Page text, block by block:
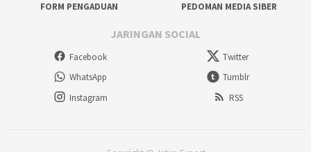
FORM PENGADUAN
PEDOMAN MEDIA SIBER
JARINGAN SOCIAL
Facebook
Twitter
WhatsApp
Tumblr
Instagram
RSS